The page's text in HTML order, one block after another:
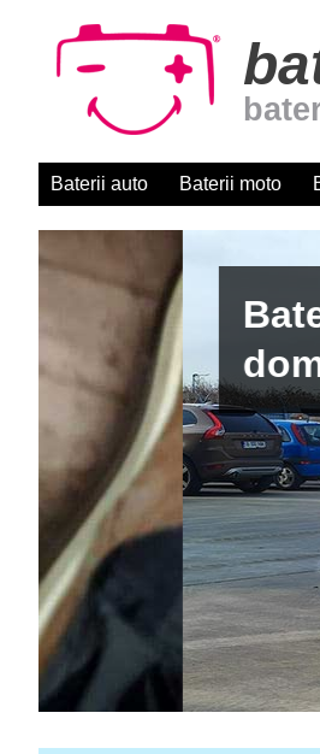
Baterii auto Baterii moto
Baterii
domiciliu.